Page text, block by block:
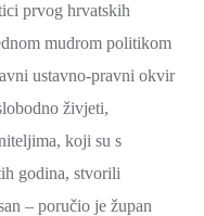
prvog hrvatskih
mudrom politikom
ustavno-pravni okvir
živjeti,
koji su s
godina, stvorili
– poručio je župan